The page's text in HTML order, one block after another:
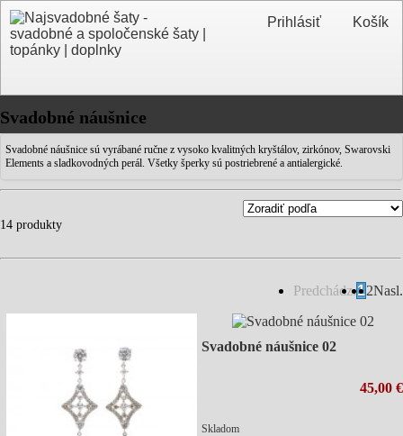
Košík
Prihlásiť
Svadobné náušnice
Svadobné náušnice sú vyrábané ručne z vysoko kvalitných kryštálov, zirkónov, Swarovski
Elements a sladkovodných perál. Všetky šperky sú postriebrené a antialergické.
14 produkty
Predchádz.12Nasl.
Svadobné náušnice 02
45,00 €
Skladom